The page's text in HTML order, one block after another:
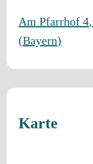
Am Pfarrhof 4,
(Bayern)
Karte